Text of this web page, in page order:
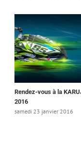
Rendez-vous à la
2016
samedi 23 janvier 2016